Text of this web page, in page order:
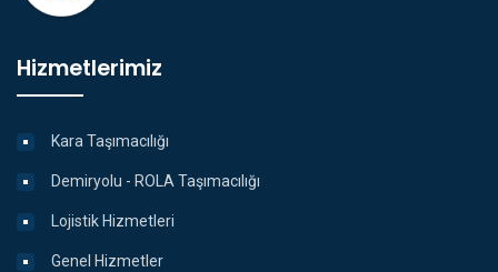
Hizmetlerimiz
Kara Taşımacılığı
Demiryolu - ROLA Taşımacılığı
Lojistik Hizmetleri
Genel Hizmetler